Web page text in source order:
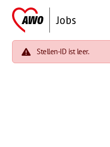
Stellen-ID ist leer.